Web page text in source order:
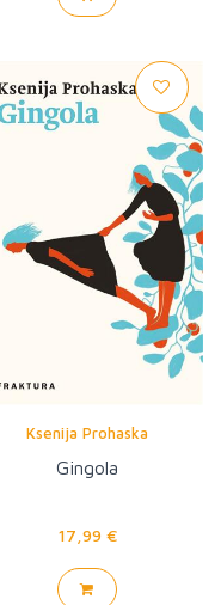
Ksenija Prohaska
Gingola
17,99 €